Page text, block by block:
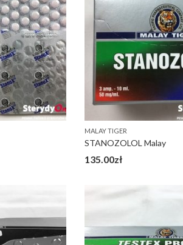
MALAY TIGER
STANOZOLOL Malay
135.00zł